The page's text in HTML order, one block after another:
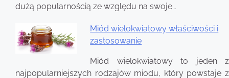
dużą popularnością ze względu na swoje…
Miód wielokwiatowy właściwości i
zastosowanie
Miód wielokwiatowy to jeden z
najpopularniejszych rodzajów miodu, który powstaje z